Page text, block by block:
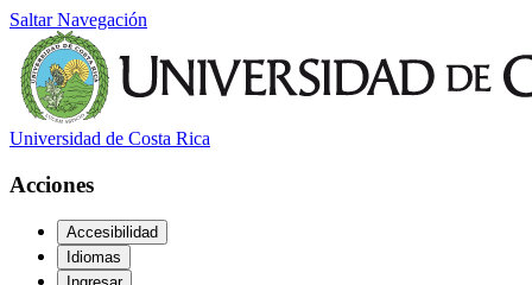
Saltar Navegación
Universidad de Costa Rica
Acciones
Accesibilidad
Idiomas